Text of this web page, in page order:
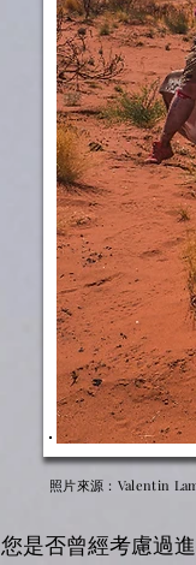
照片來源：Valentin
您是否曾經考慮過